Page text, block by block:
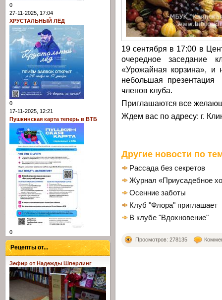
19 сентября в 17:00 в
очередное заседание
«Урожайная корзина»,
небольшая презентация
членов клуба.
Приглашаются все
Ждем вас по адресу: г.
Другие новости по
Рассада без секретов
Журнал «Приусадебное
Осенние заботы
Клуб "Флора" приглашает
В клубе "Вдохновение"
Просмотров: 278135
0
27-11-2025, 17:04
ХРУСТАЛЬНЫЙ ЛЁД
0
17-11-2025, 12:21
Пушкинская карта теперь в ВТБ
0
Рецепты от...
Зефир от Надежды Шперлинг